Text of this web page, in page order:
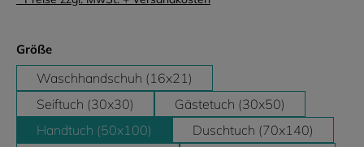
Größeauswählen
Waschhandschuh (16x21)
Seiftuch (30x30)
Gästetuch (30x50)
Handtuch (50x100)
Duschtuch (70x140)